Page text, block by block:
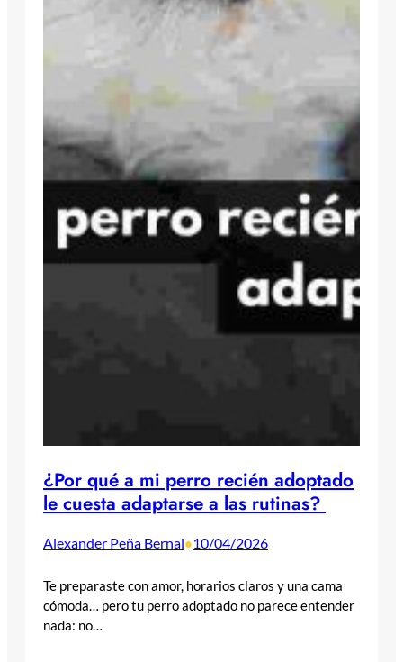
¿Por qué a mi perro recién adoptado
le cuesta adaptarse a las rutinas?
Alexander Peña Bernal•10/04/2026
Te preparaste con amor, horarios claros y una cama
cómoda… pero tu perro adoptado no parece entender
nada: no…